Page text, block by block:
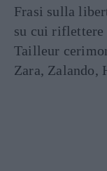
Frasi sulla
su cui riflettere
Tailleur
Zara, Zalando,